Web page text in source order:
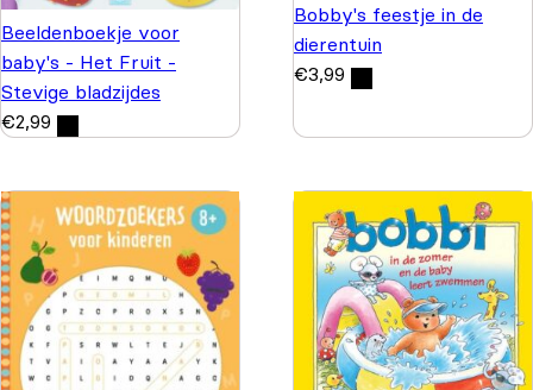
Beeldenboekje voor
baby's - Het Fruit -
Stevige bladzijdes
€2,99
Bobby's feestje in de
dierentuin
€3,99